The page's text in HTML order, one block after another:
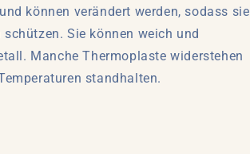
können verändert werden, sodass sie
Sie können weich und
Manche Thermoplaste widerstehen
standhalten.